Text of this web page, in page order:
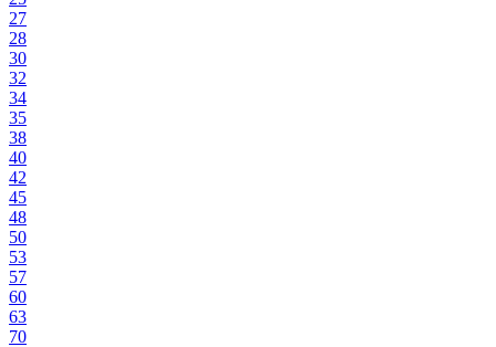
27
28
30
32
34
35
38
40
42
45
48
50
53
57
60
63
70